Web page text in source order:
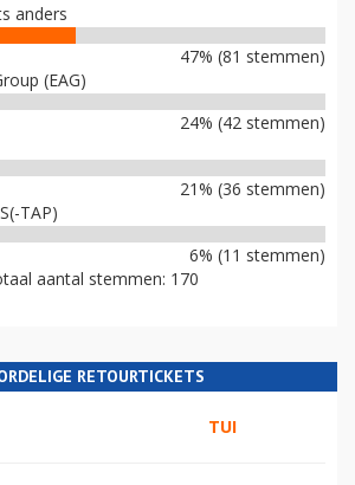
anders
47% (81 stemmen)
(EAG)
24% (42 stemmen)
21% (36 stemmen)
TAP)
6% (11 stemmen)
aantal stemmen: 170
RETOURTICKETS
TUI